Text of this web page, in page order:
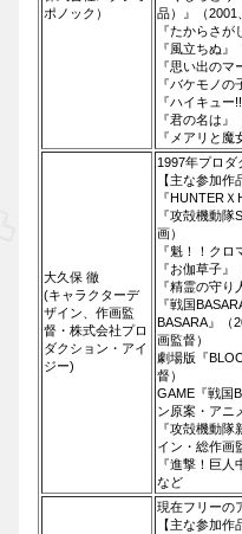
ポノック）
品）』（2001
『たからさが
『風立ちぬ』
『思い出のマ
『バケモノの
『ハイキュー
『君の名は』
『メアリと
大久保 徹
(キャラクターデ
ザイン、作画監
督・株式会社プロ
ダクション・アイ
ジー)
1997年プロダ
【主な参加作
『HUNTER
『攻殻機動
画）
『魁！！クロ
『お伽草子』
『精霊の守り
『戦国
BASARA』（
画監督）
劇場版『
督）
GAME『戦国
ン原案・アニ
『攻殻機動
イン・総作画
『進撃！巨人
など
現在フリーの
【主な参加作